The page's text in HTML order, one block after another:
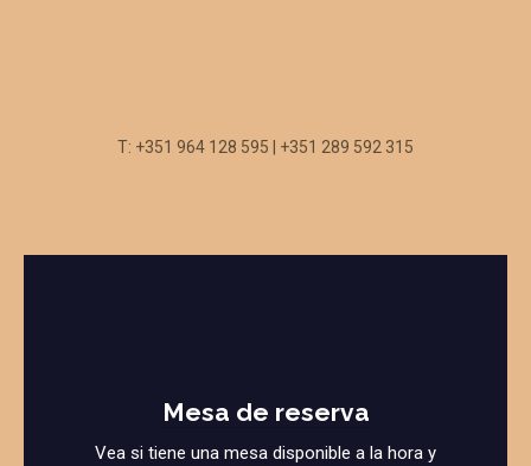
T: +351 964 128 595 | +351 289 592 315
Mesa de reserva
Vea si tiene una mesa disponible a la hora y